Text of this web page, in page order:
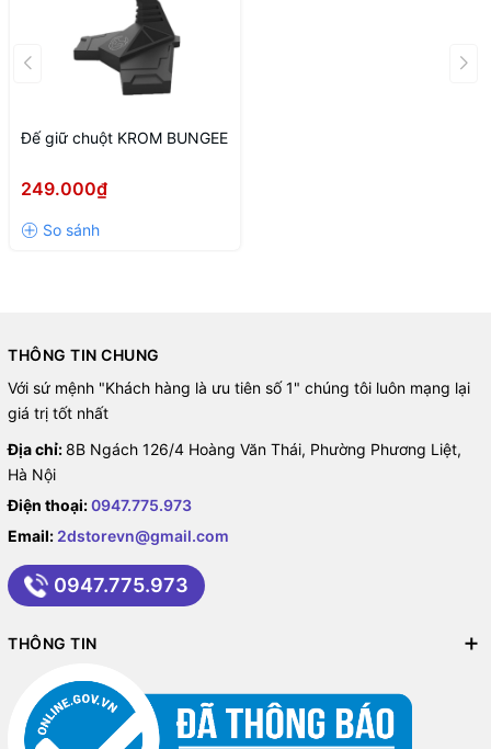
Đế giữ chuột KROM BUNGEE
249.000₫
THÔNG TIN CHUNG
Với sứ mệnh "Khách hàng là ưu tiên số 1" chúng tôi luôn mạng lại
giá trị tốt nhất
Địa chỉ: 8B Ngách 126/4 Hoàng Văn Thái, Phường Phương Liệt,
Hà Nội
Điện thoại:0947.775.973
Email: 2dstorevn@gmail.com
0947.775.973
THÔNG TIN